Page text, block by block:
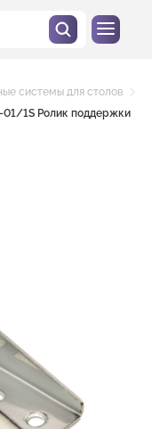
системы для столов
01/1S Ролик поддержки